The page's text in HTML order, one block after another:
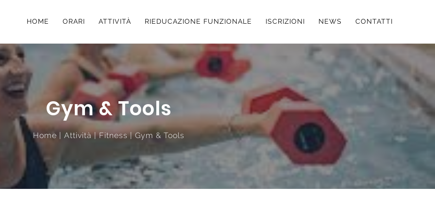
HOME ORARI ATTIVITÀ RIEDUCAZIONE FUNZIONALE ISCRIZIONI NEWS CONTATTI
Gym & Tools
Home | Attività|Fitness|Gym & Tools